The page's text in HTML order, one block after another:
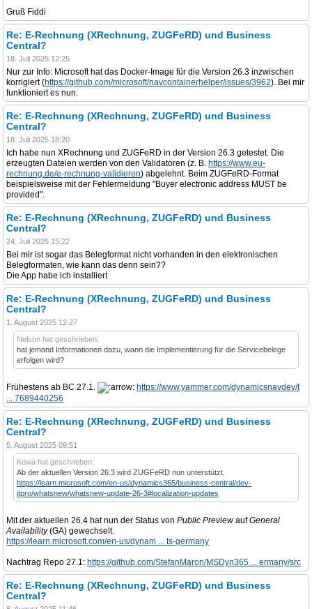
Gruß Fiddi
Re: E-Rechnung (XRechnung, ZUGFeRD) und Business
Central?
18. Juli 2025 12:25
Nur zur Info: Microsoft hat das Docker-Image für die Version 26.3 inzwischen
korrigiert (https://github.com/microsoft/navcontainerhelper/issues/3962). Bei mir
funktioniert es nun.
Re: E-Rechnung (XRechnung, ZUGFeRD) und Business
Central?
18. Juli 2025 18:20
Ich habe nun XRechnung und ZUGFeRD in der Version 26.3 getestet. Die
erzeugten Dateien werden von den Validatoren (z. B. https://www.eu-
rechnung.de/e-rechnung-validieren) abgelehnt. Beim ZUGFeRD-Format
beispielsweise mit der Fehlermeldung "Buyer electronic address MUST be
provided".
Re: E-Rechnung (XRechnung, ZUGFeRD) und Business
Central?
24. Juli 2025 15:22
Bei mir ist sogar das Belegformat nicht vorhanden in den elektronischen
Belegformaten, wie kann das denn sein??
Die App habe ich installiert
Re: E-Rechnung (XRechnung, ZUGFeRD) und Business
Central?
1. August 2025 12:27
Nelson hat geschrieben:
hat jemand Informationen dazu, wann die Implementierung für die Servicebelege
erfolgen wird?
Frühestens ab BC 27.1.
https://www.yammer.com/dynamicsnavdev/t
... 7689440256
Re: E-Rechnung (XRechnung, ZUGFeRD) und Business
Central?
5. August 2025 09:51
Kowa hat geschrieben:
Ab der aktuellen Version 26.3 wird ZUGFeRD nun unterstützt.
https://learn.microsoft.com/en-us/dynamics365/business-central/dev-
itpro/whatsnew/whatsnew-update-26-3#localization-updates
Mit der aktuellen 26.4 hat nun der Status von Public PreviewaufGeneral
Availability(GA) gewechselt.
https://learn.microsoft.com/en-us/dynam ... ts-germany
Nachtrag Repo 27.1: https://github.com/StefanMaron/MSDyn365 ... ermany/src
Re: E-Rechnung (XRechnung, ZUGFeRD) und Business
Central?